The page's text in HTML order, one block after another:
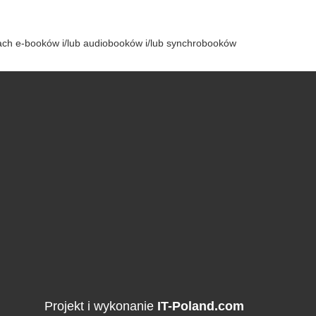
e-booków i/lub audiobooków i/lub synchrobooków
Projekt i wykonanie IT-Poland.com